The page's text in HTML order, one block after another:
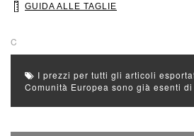
GUIDA ALLE TAGLIE
C
I prezzi per tutti gli articoli
Comunità Europea sono già esenti di